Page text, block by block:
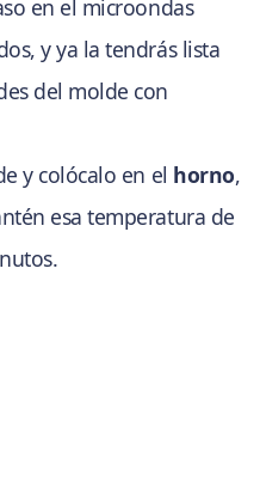
en el microondas
y ya la tendrás lista
del molde con
y colócalo en el horno,
esa temperatura de